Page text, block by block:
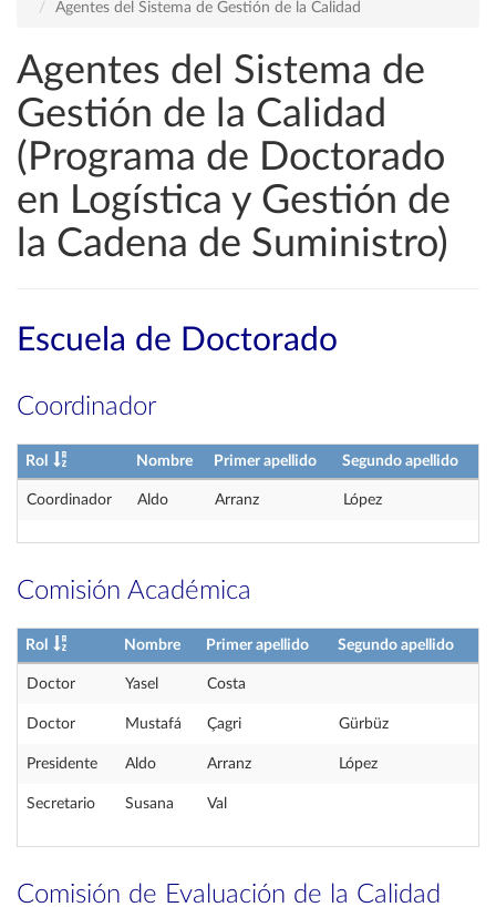
Agentes del Sistema de Gestión de la Calidad
Agentes del Sistema de
Gestión de la Calidad
(Programa de Doctorado
en Logística y Gestión de
la Cadena de Suministro)
Escuela de Doctorado
Coordinador
Rol Nombre Primer apellido Segundo apellido
Coordinador Aldo Arranz López
Comisión Académica
Rol Nombre Primer apellido Segundo apellido
Doctor Yasel Costa
Doctor Mustafá Çagri Gürbüz
Presidente Aldo Arranz López
Secretario Susana Val
Comisión de Evaluación de la Calidad